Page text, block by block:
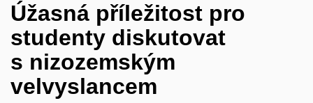
Úžasná příležitost pro
studenty diskutovat
s nizozemským
velvyslancem